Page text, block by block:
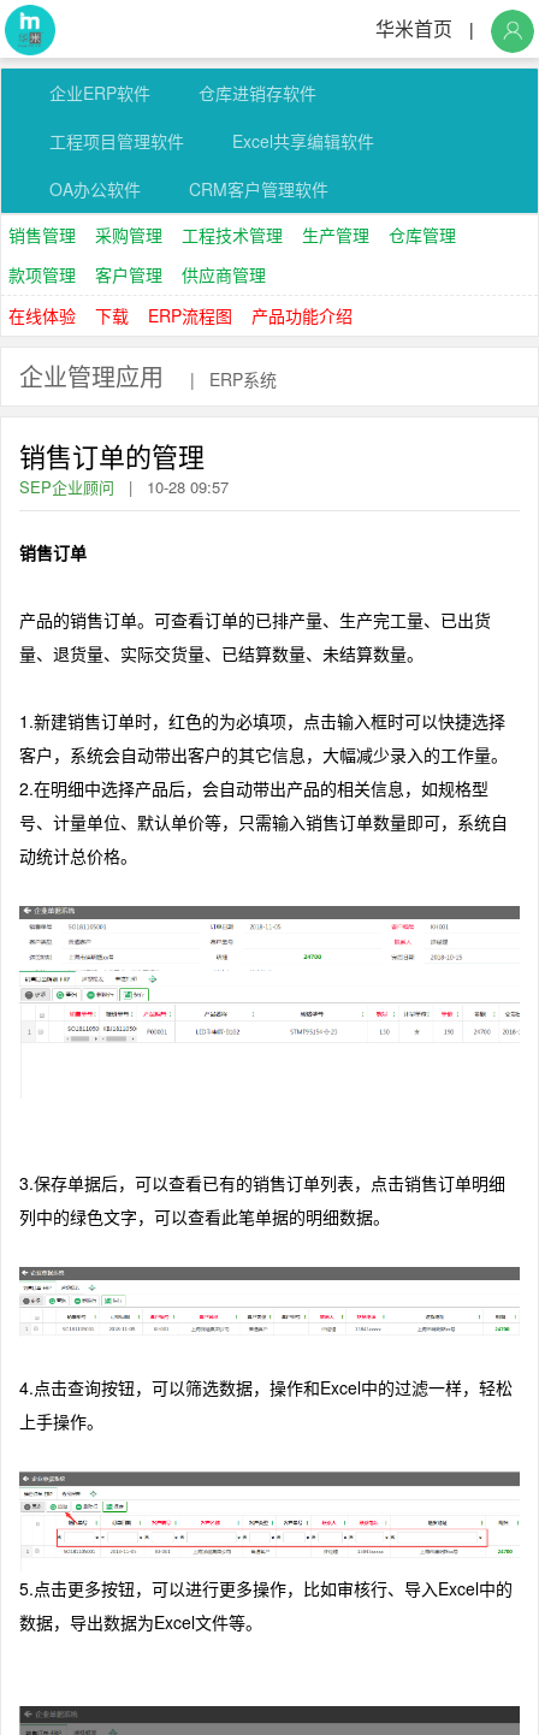
华米首页 |
企业ERP软件
仓库进销存软件
工程项目管理软件
Excel共享编辑软件
OA办公软件
CRM客户管理软件
销售管理
采购管理 工程技术管理 生产管理
仓库管理
款项管理
客户管理
供应商管理
在线体验
下载 ERP流程图 产品功能介绍
企业管理应用 | ERP系统
销售订单的管理
SEP企业顾问 | 10-28 09:57
销售订单
产品的销售订单。可查看订单的已排产量、生产完工量、已出货
量、退货量、实际交货量、已结算数量、未结算数量。
1.新建销售订单时，红色的为必填项，点击输入框时可以快捷选择
客户，系统会自动带出客户的其它信息，大幅减少录入的工作量。
2.在明细中选择产品后，会自动带出产品的相关信息，如规格型
号、计量单位、默认单价等，只需输入销售订单数量即可，系统自
动统计总价格。
3.保存单据后，可以查看已有的销售订单列表，点击销售订单明细
列中的绿色文字，可以查看此笔单据的明细数据。
4.点击查询按钮，可以筛选数据，操作和Excel中的过滤一样，轻松
上手操作。
5.点击更多按钮，可以进行更多操作，比如审核行、导入Excel中的
数据，导出数据为Excel文件等。